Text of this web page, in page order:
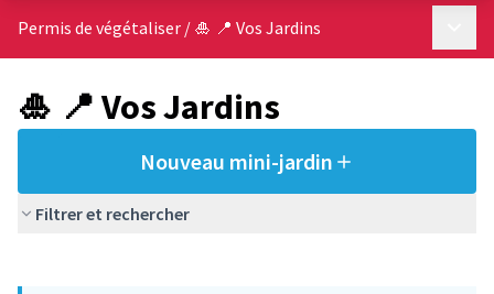
Permis de végétaliser / 🎍 📍 Vos Jardins
🎍 📍 Vos Jardins
Nouveau mini-jardin
Filtrer et rechercher